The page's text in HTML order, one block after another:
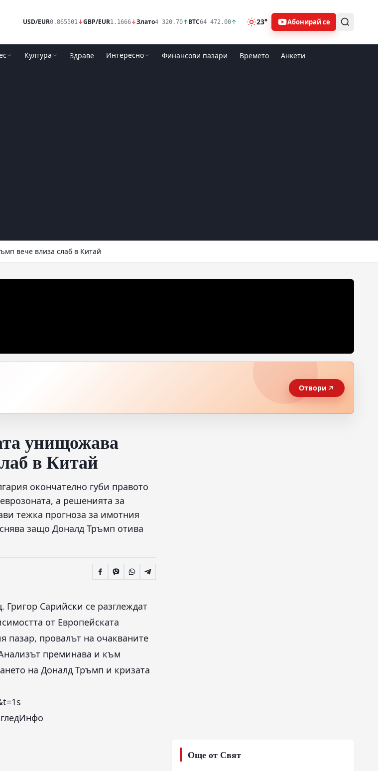
USD/EUR0.865501↓GBP/EUR1.1666↓Злато4 320.70↑BTC64 472.00↑ 23° Абонирай се
Култура Здраве Интересно Финансови пазари Времето Анкети
вече влиза слаб в Китай
Отвори
унищожава
в Китай
окончателно губи правото
а решенията за
тежка прогноза за имотния
защо Доналд Тръмп отива
Сарийски се разглеждат
от Европейската
пазар, провалът на очакваните
преминава и към
на Доналд Тръмп и кризата
Още от Свят